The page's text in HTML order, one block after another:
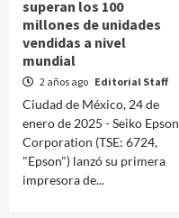
superan los 100
millones de unidades
vendidas a nivel
mundial
2 años ago Editorial Staff
Ciudad de México, 24 de
enero de 2025 - Seiko Epson
Corporation (TSE: 6724,
"Epson") lanzó su primera
impresora de...